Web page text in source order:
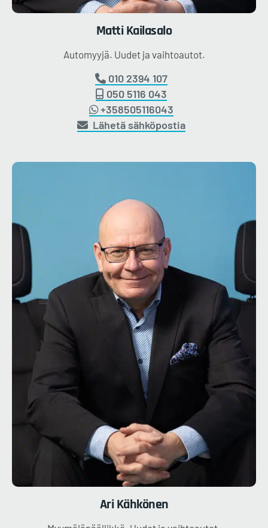
Matti Kailasalo
Automyyjä. Uudet ja vaihtoautot.
010 2394 107
050 5116 043
+358505116043
Lähetä sähköpostia
Ari Kähkönen